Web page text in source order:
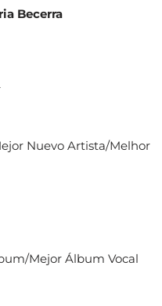
Becerra
Nuevo Artista/Melhor
Mejor Álbum Vocal